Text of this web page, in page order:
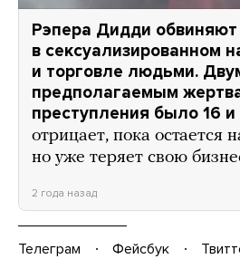
Рэпера Дидди обвиняют
в сексуализированном
и торговле людьми.
предполагаемым
преступления было 16 и
отрицает, пока остается
но уже теряет свою
2 года назад
Телеграм Фейсбук